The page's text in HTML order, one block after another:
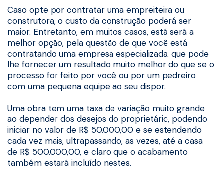
Caso opte por contratar uma empreiteira ou
construtora, o custo da construção poderá ser
maior. Entretanto, em muitos casos, está será a
melhor opção, pela questão de que você está
contratando uma empresa especializada, que pode
lhe fornecer um resultado muito melhor do que se o
processo for feito por você ou por um pedreiro
com uma pequena equipe ao seu dispor.
Uma obra tem uma taxa de variação muito grande
ao depender dos desejos do proprietário, podendo
iniciar no valor de R$ 50.000,00 e se estendendo
cada vez mais, ultrapassando, as vezes, até a casa
de R$ 500.000,00, e claro que o acabamento
também estará incluído nestes.